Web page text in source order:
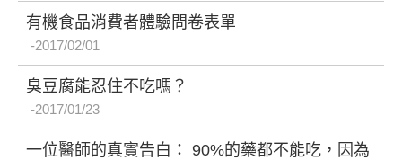
有機食品消費者體驗問卷表單
2017/02/01
臭豆腐能忍住不吃嗎？
2017/01/23
一位醫師的真實告白： 90%的藥都不能吃，因為